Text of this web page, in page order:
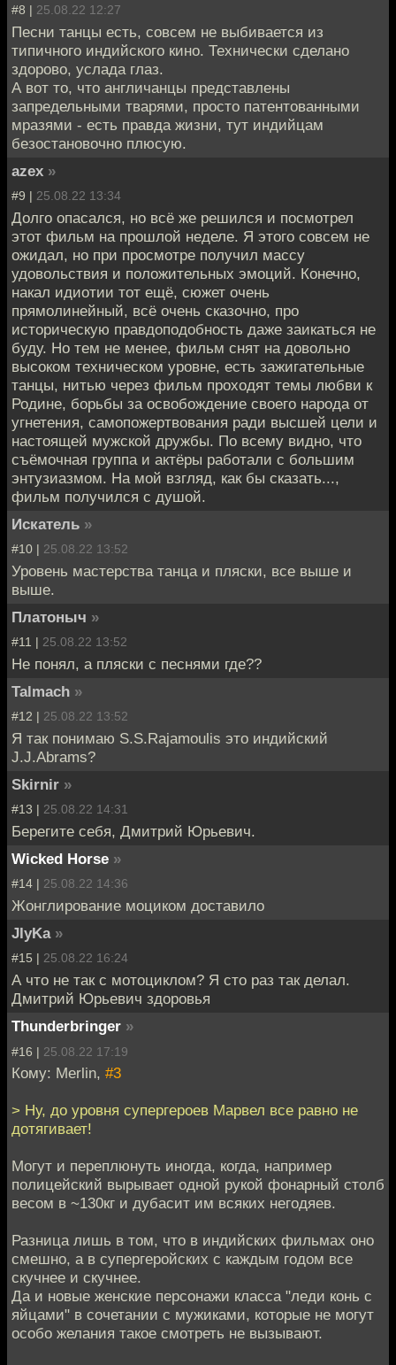
#8 | 25.08.22 12:27
Песни танцы есть, совсем не выбивается из
типичного индийского кино. Технически сделано
здорово, услада глаз.
А вот то, что англичанцы представлены
запредельными тварями, просто патентованными
мразями - есть правда жизни, тут индийцам
безостановочно плюсую.
azex »
#9 | 25.08.22 13:34
Долго опасался, но всё же решился и посмотрел
этот фильм на прошлой неделе. Я этого совсем не
ожидал, но при просмотре получил массу
удовольствия и положительных эмоций. Конечно,
накал идиотии тот ещё, сюжет очень
прямолинейный, всё очень сказочно, про
историческую правдоподобность даже заикаться не
буду. Но тем не менее, фильм снят на довольно
высоком техническом уровне, есть зажигательные
танцы, нитью через фильм проходят темы любви к
Родине, борьбы за освобождение своего народа от
угнетения, самопожертвования ради высшей цели и
настоящей мужской дружбы. По всему видно, что
съёмочная группа и актёры работали с большим
энтузиазмом. На мой взгляд, как бы сказать...,
фильм получился с душой.
Искатель »
#10 | 25.08.22 13:52
Уровень мастерства танца и пляски, все выше и
выше.
Платоныч »
#11 | 25.08.22 13:52
Не понял, а пляски с песнями где??
Talmach »
#12 | 25.08.22 13:52
Я так понимаю S.S.Rajamoulis это индийский
J.J.Abrams?
Skirnir »
#13 | 25.08.22 14:31
Берегите себя, Дмитрий Юрьевич.
Wicked Horse »
#14 | 25.08.22 14:36
Жонглирование моциком доставило
JIyKa »
#15 | 25.08.22 16:24
А что не так с мотоциклом? Я сто раз так делал.
Дмитрий Юрьевич здоровья
Thunderbringer »
#16 | 25.08.22 17:19
Кому: Merlin, #3
> Ну, до уровня супергероев Марвел все равно не
дотягивает!
Могут и переплюнуть иногда, когда, например
полицейский вырывает одной рукой фонарный столб
весом в ~130кг и дубасит им всяких негодяев.
Разница лишь в том, что в индийских фильмах оно
смешно, а в супергеройских с каждым годом все
скучнее и скучнее.
Да и новые женские персонажи класса "леди конь с
яйцами" в сочетании с мужиками, которые не могут
особо желания такое смотреть не вызывают.